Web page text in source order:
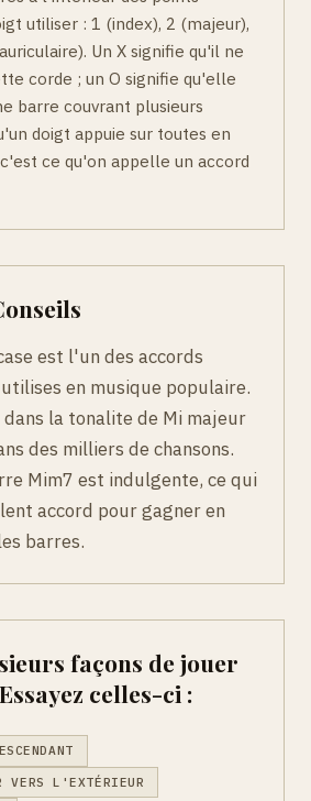
utiliser : 1 (index), 2 (majeur),
Un X signifie qu'il ne
corde ; un O signifie qu'elle
barre couvrant plusieurs
doigt appuie sur toutes en
ce qu'on appelle un accord
est l'un des accords
en musique populaire.
la tonalite de Mi majeur
des milliers de chansons.
Mim7 est indulgente, ce qui
accord pour gagner en
barres.
façons de jouer
celles-ci :
L'EXTÉRIEUR